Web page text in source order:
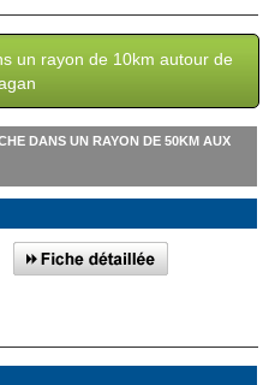
un rayon de 10km autour de
DANS UN RAYON DE 50KM AUX